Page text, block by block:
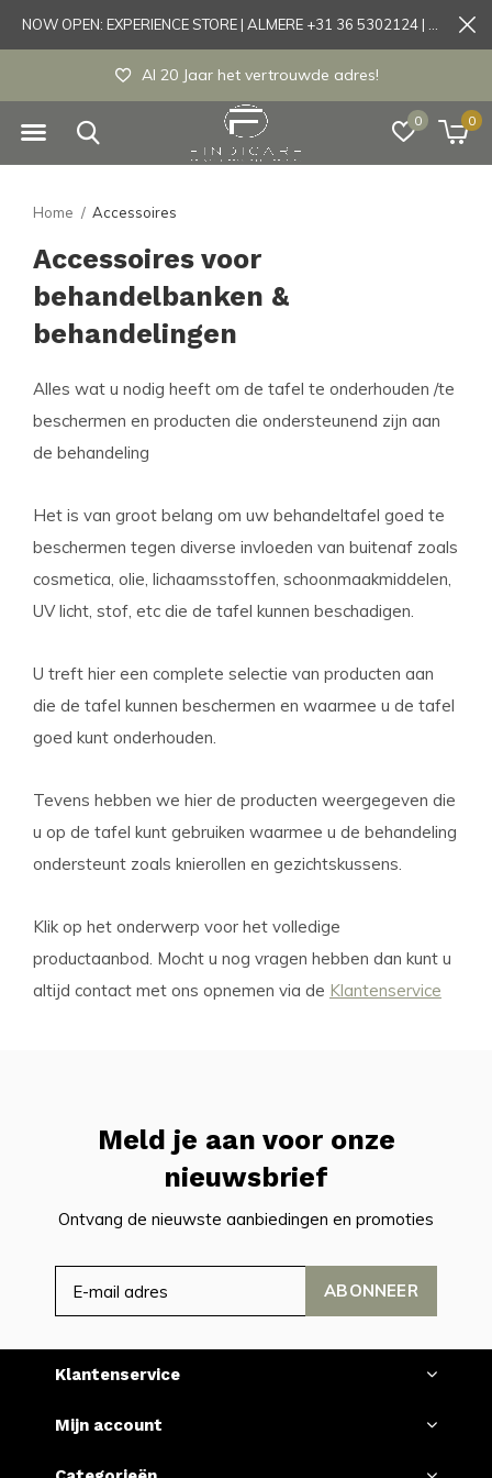
0 0
Al 20 Jaar het vertrouwde adres!
Home Accessoires
Accessoires voor
behandelbanken &
behandelingen
Alles wat u nodig heeft om de tafel te onderhouden /te
beschermen en producten die ondersteunend zijn aan
de behandeling
Het is van groot belang om uw behandeltafel goed te
beschermen tegen diverse invloeden van buitenaf zoals
cosmetica, olie, lichaamsstoffen, schoonmaakmiddelen,
UV licht, stof, etc die de tafel kunnen beschadigen.
U treft hier een complete selectie van producten aan
die de tafel kunnen beschermen en waarmee u de tafel
goed kunt onderhouden.
Tevens hebben we hier de producten weergegeven die
u op de tafel kunt gebruiken waarmee u de behandeling
ondersteunt zoals knierollen en gezichtskussens.
Klik op het onderwerp voor het volledige
productaanbod. Mocht u nog vragen hebben dan kunt u
altijd contact met ons opnemen via de Klantenservice
Meld je aan voor onze
nieuwsbrief
Ontvang de nieuwste aanbiedingen en promoties
ABONNEER
Klantenservice
Mijn account